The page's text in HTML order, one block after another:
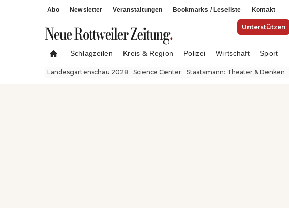
Abo Newsletter Veranstaltungen Bookmarks / Leseliste Kontakt
Unterstützen
Schlagzeilen Kreis & Region Polizei Wirtschaft Sport
Landesgartenschau 2028 Science Center Staatsmann: Theater & Denken